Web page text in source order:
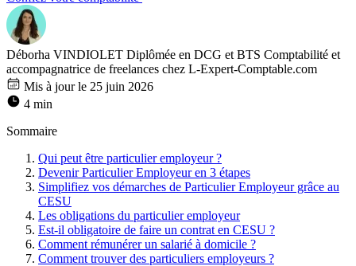
Déborha VINDIOLET Diplômée en DCG et BTS Comptabilité et
accompagnatrice de freelances chez L-Expert-Comptable.com
Mis à jour le 25 juin 2026
4 min
Sommaire
Qui peut être particulier employeur ?
Devenir Particulier Employeur en 3 étapes
Simplifiez vos démarches de Particulier Employeur grâce au
CESU
Les obligations du particulier employeur
Est-il obligatoire de faire un contrat en CESU ?
Comment rémunérer un salarié à domicile ?
Comment trouver des particuliers employeurs ?